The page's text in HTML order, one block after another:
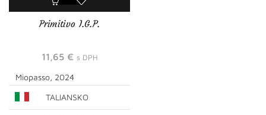
Primitivo I.G.P.
11,65 € s DPH
Miopasso, 2024
TALIANSKO